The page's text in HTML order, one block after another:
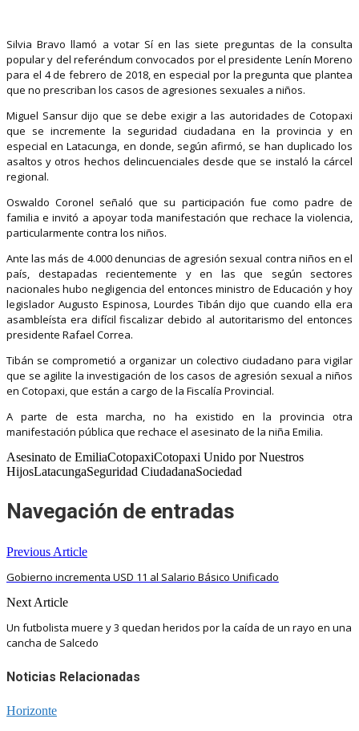
Silvia Bravo llamó a votar Sí en las siete preguntas de la consulta
popular y del referéndum convocados por el presidente Lenín Moreno
para el 4 de febrero de 2018, en especial por la pregunta que plantea
que no prescriban los casos de agresiones sexuales a niños.
Miguel Sansur dijo que se debe exigir a las autoridades de Cotopaxi
que se incremente la seguridad ciudadana en la provincia y en
especial en Latacunga, en donde, según afirmó, se han duplicado los
asaltos y otros hechos delincuenciales desde que se instaló la cárcel
regional.
Oswaldo Coronel señaló que su participación fue como padre de
familia e invitó a apoyar toda manifestación que rechace la violencia,
particularmente contra los niños.
Ante las más de 4.000 denuncias de agresión sexual contra niños en el
país, destapadas recientemente y en las que según sectores
nacionales hubo negligencia del entonces ministro de Educación y hoy
legislador Augusto Espinosa, Lourdes Tibán dijo que cuando ella era
asambleísta era difícil fiscalizar debido al autoritarismo del entonces
presidente Rafael Correa.
Tibán se comprometió a organizar un colectivo ciudadano para vigilar
que se agilite la investigación de los casos de agresión sexual a niños
en Cotopaxi, que están a cargo de la Fiscalía Provincial.
A parte de esta marcha, no ha existido en la provincia otra
manifestación pública que rechace el asesinato de la niña Emilia.
Asesinato de EmiliaCotopaxiCotopaxi Unido por Nuestros
HijosLatacungaSeguridad CiudadanaSociedad
Navegación de entradas
Previous Article
Gobierno incrementa USD 11 al Salario Básico Unificado
Next Article
Un futbolista muere y 3 quedan heridos por la caída de un rayo en una
cancha de Salcedo
Noticias Relacionadas
Horizonte